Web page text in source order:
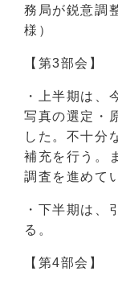
務局が鋭意調
様）
【第3部会】
・上半期は、
写真の選定・
した。不十分
補充を行う。
調査を進めて
・下半期は、
る。
【第4部会】